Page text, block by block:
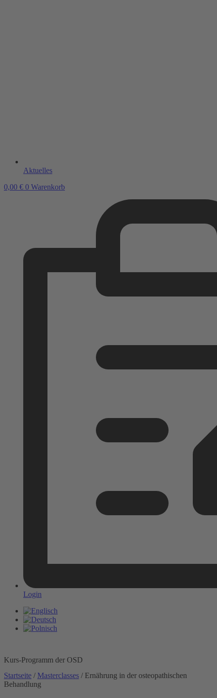
Aktuelles
0,00 € 0 Warenkorb
Login
Kurs-Programm der OSD
Startseite / Masterclasses / Ernährung in der osteopathischen
Behandlung